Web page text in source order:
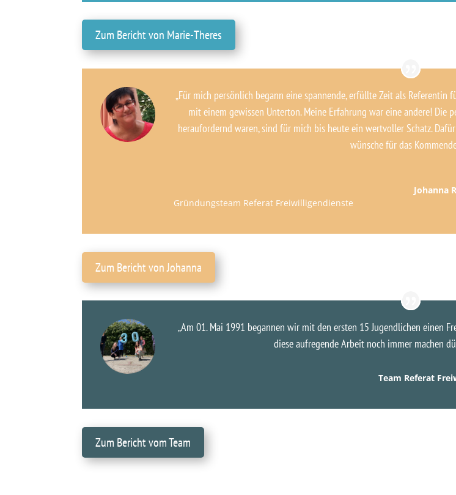
Zum Bericht von Marie-Theres
„Für mich persönlich begann eine spannende, erfüllte Zeit als Referentin
mit einem gewissen Unterton. Meine Erfahrung war eine andere! Die
heraufordernd waren, sind für mich bis heute ein wertvoller Schatz.
wünsche für das
Johanna
Gründungsteam Referat Freiwilligendienste
Zum Bericht von Johanna
„Am 01. Mai 1991 begannen wir mit den ersten 15 Jugendlichen einen
diese aufregende Arbeit noch immer machen
Team Referat
Zum Bericht vom Team